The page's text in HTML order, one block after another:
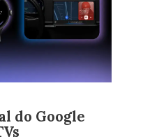
do Google